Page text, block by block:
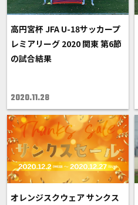
高円宮杯 JFA U-18サッカープ
レミアリーグ 2020 関東 第6節
の試合結果
2020.11.28
オレンジスクウェア サンクス